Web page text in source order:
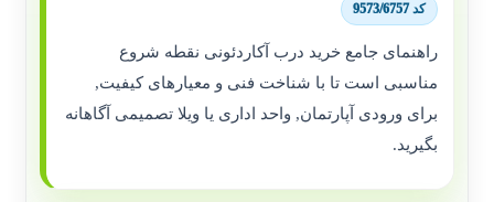
کد 9573/6757
راهنمای جامع خرید درب آکاردئونی نقطه شروع
مناسبی است تا با شناخت فنی و معیارهای کیفیت,
برای ورودی آپارتمان, واحد اداری یا ویلا تصمیمی آگاهانه
بگیرید.